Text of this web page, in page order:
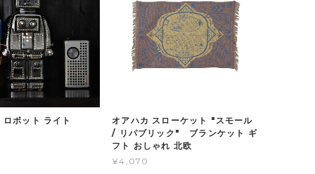
ボット ライト
オアハカ スローケット "スモール
/ リパブリック" ブランケット ギ
フト おしゃれ 北欧
¥4,070